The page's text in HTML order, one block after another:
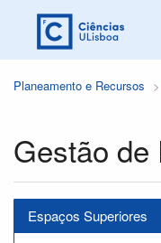
Planeamento e Recursos
Gestão de
Espaços Superiores